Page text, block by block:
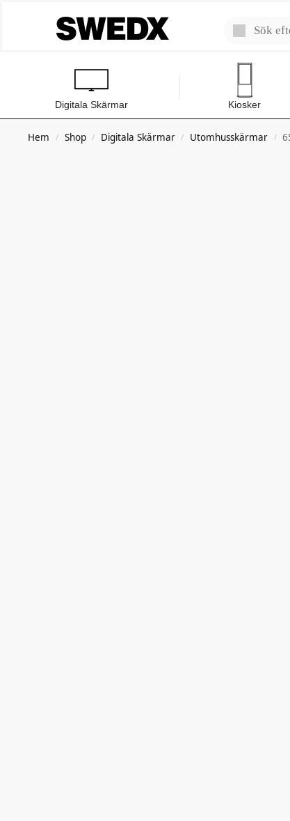
Digitala Skärmar Kiosker
Hem / Shop / Digitala Skärmar / Utomhusskärmar /